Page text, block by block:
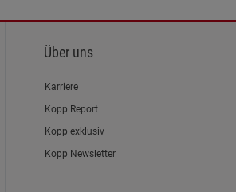
Über uns
Karriere
Kopp Report
Kopp exklusiv
Kopp Newsletter